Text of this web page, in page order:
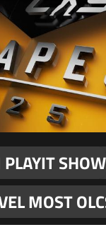
SHOW
MOST